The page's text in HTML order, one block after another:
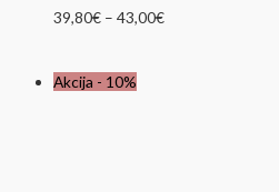
39,80€ – 43,00€
Akcija - 10%